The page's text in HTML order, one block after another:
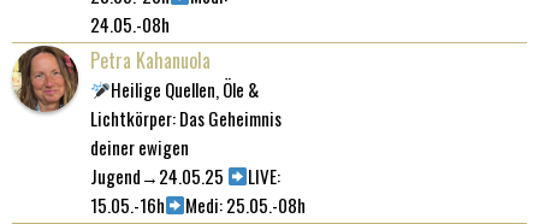
24.05.-08h
Petra Kahanuola
Heilige Quellen, Öle &
Lichtkörper: Das Geheimnis
deiner ewigen
Jugend→24.05.25
LIVE:
15.05.-16h
Medi: 25.05.-08h